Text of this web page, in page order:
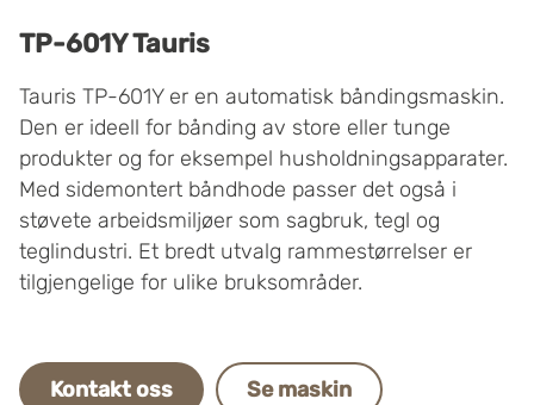
TP-601Y Tauris
Tauris TP-601Y er en automatisk båndingsmaskin.
Den er ideell for bånding av store eller tunge
produkter og for eksempel husholdningsapparater.
Med sidemontert båndhode passer det også i
støvete arbeidsmiljøer som sagbruk, tegl og
teglindustri. Et bredt utvalg rammestørrelser er
tilgjengelige for ulike bruksområder.
Kontakt oss Se maskin